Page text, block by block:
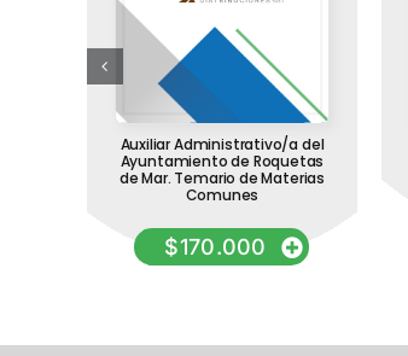
Auxiliar Administrativo/a del
Ayuntamiento de Roquetas
de Mar. Temario de Materias
Comunes
$170.000